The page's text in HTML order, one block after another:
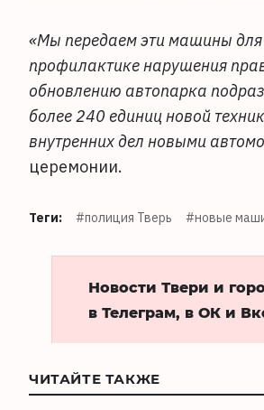
«Мы передаем эти машины для
профилактике нарушения
обновлению автопарка
более 240 единиц новой
внутренних дел новыми
церемонии.
Теги: #полиция Тверь #новые
Новости Твери и
в Телеграм, в ОК и
ЧИТАЙТЕ ТАКЖЕ